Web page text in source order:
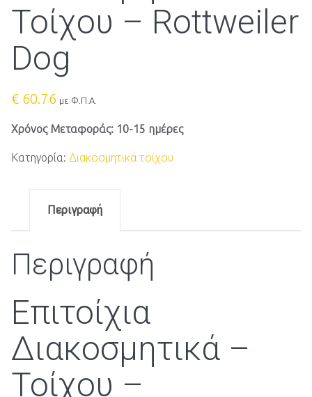
Τοίχου – Rottweiler
Dog
€ 60.76 με Φ.Π.Α.
Χρόνος Μεταφοράς: 10-15 ημέρες
Κατηγορία: Διακοσμητικά τοίχου
Περιγραφή
Περιγραφή
Επιτοίχια
Διακοσμητικά –
Τοίχου –